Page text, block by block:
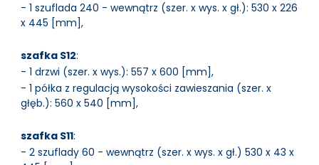
- 1 szuflada 240 - wewnątrz (szer. x wys. x gł.): 530 x 226
x 445 [mm],
szafka S12:
- 1 drzwi (szer. x wys.): 557 x 600 [mm],
- 1 półka z regulacją wysokości zawieszania (szer. x
głęb.): 560 x 540 [mm],
szafka S11:
- 2 szuflady 60 - wewnątrz (szer. x wys. x gł.) 530 x 43 x